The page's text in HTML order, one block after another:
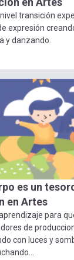
transición
expresión
y danzando.
es un
en Artes
para
de
con luces y